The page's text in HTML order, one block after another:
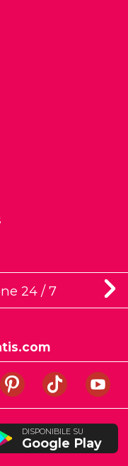
24 / 7
DISPONIBILE SU
Google Play